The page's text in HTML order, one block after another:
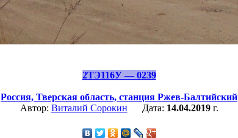
2ТЭ116У — 0239
Россия, Тверская область, станция Ржев-Балтийский
Автор: Виталий Сорокин Дата: 14.04.2019г.